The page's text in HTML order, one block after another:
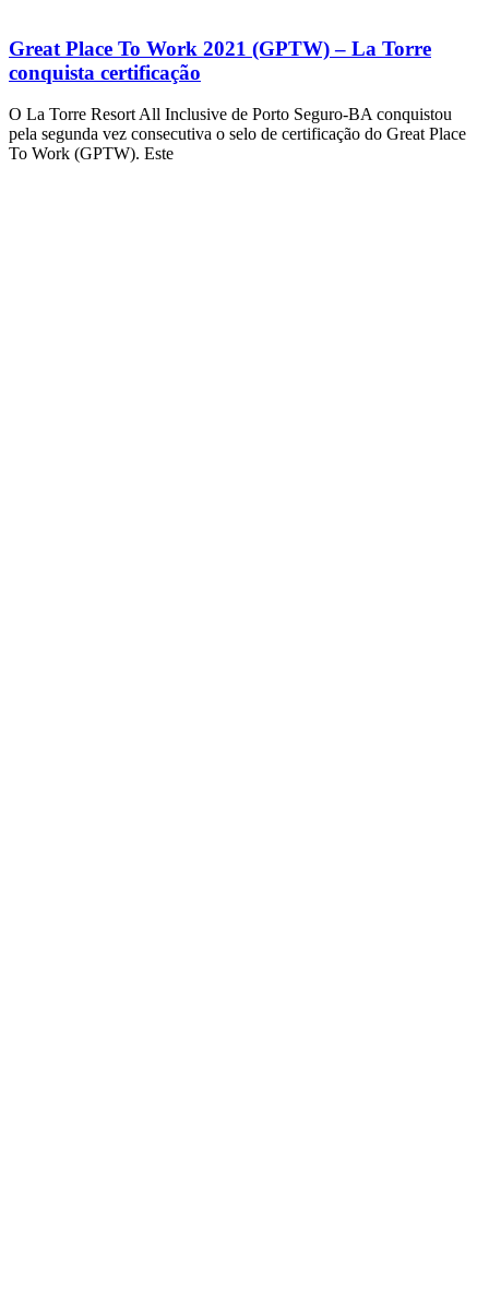
Great Place To Work 2021 (GPTW) – La Torre
conquista certificação
O La Torre Resort All Inclusive de Porto Seguro-BA conquistou
pela segunda vez consecutiva o selo de certificação do Great Place
To Work (GPTW). Este